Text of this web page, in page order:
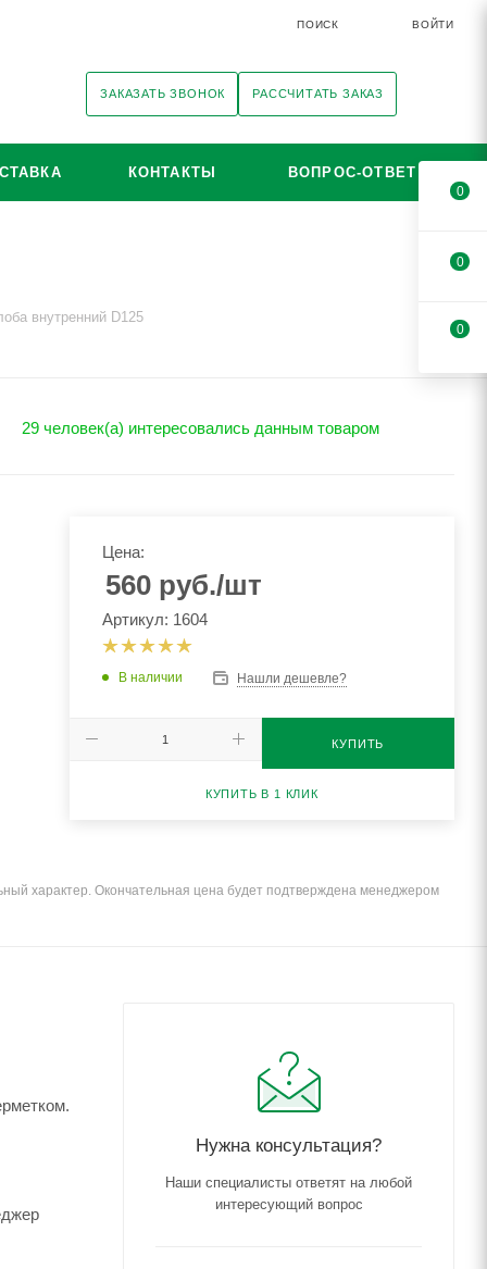
ПОИСК ВОЙТИ
ЗАКАЗАТЬ ЗВОНОК РАССЧИТАТЬ ЗАКАЗ
КОНТАКТЫ ВОПРОС-ОТВЕТ
внутренний D125
29 человек(а) интересовались данным товаром
Цена:
560руб./шт
Артикул: 1604
В наличии Нашли дешевле?
КУПИТЬ
КУПИТЬ В 1 КЛИК
характер. Окончательная цена будет подтверждена менеджером
Нужна консультация?
Наши специалисты ответят на любой
интересующий вопрос
0
0
0